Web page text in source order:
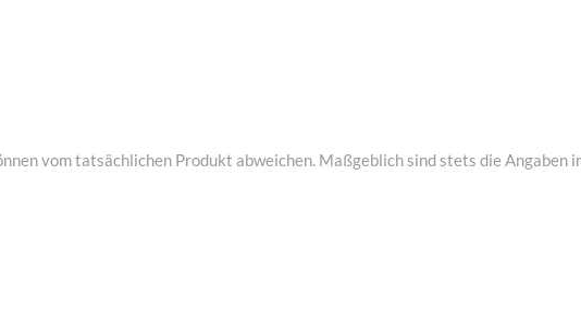
vom tatsächlichen Produkt abweichen. Maßgeblich sind stets die Angaben